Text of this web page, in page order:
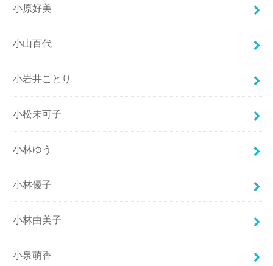
小原好美
小山百代
小岩井ことり
小松未可子
小林ゆう
小林優子
小林由美子
小泉萌香